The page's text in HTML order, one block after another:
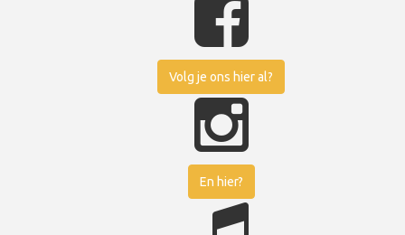
Volg je ons hier al?
En hier?